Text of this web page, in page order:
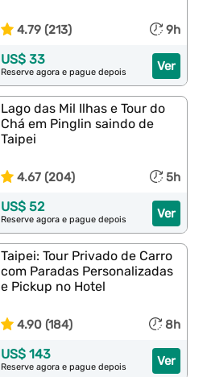
4.79 (213) 9h
Ver
US$ 33
Reserve agora e pague depois
Lago das Mil Ilhas e Tour do
Chá em Pinglin saindo de
Taipei
4.67 (204) 5h
Ver
US$ 52
Reserve agora e pague depois
Taipei: Tour Privado de Carro
com Paradas Personalizadas
e Pickup no Hotel
4.90 (184) 8h
Ver
US$ 143
Reserve agora e pague depois